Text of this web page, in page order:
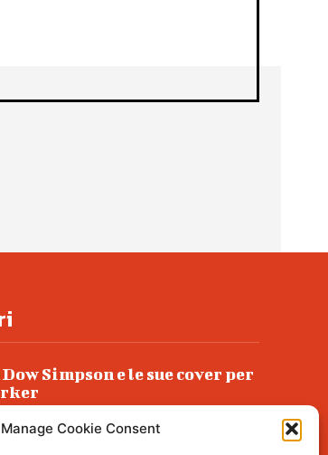
Manage Cookie Consent
Simpson e le sue cover per
e schedature